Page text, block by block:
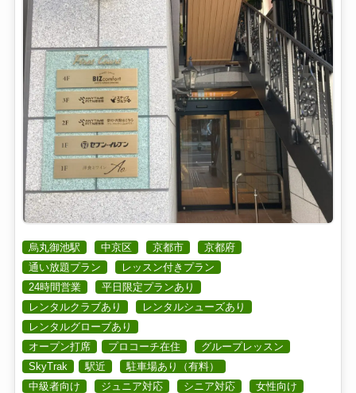
烏丸御池駅 中京区 京都市
京都府
通い放題プラン
レッスン付きプラン
24時間営業
平日限定プランあり
レンタルクラブあり
レンタルシューズあり
レンタルグローブあり
オープン打席
プロコーチ在住
グループレッスン
SkyTrak
駅近
駐車場あり（有料）
中級者向け
ジュニア対応 シニア対応
女性向け